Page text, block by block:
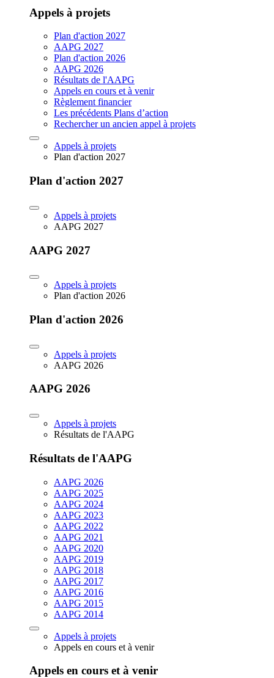
Appels à projets
Plan d'action 2027
AAPG 2027
Plan d'action 2026
AAPG 2026
Résultats de l'AAPG
Appels en cours et à venir
Règlement financier
Les précédents Plans d’action
Rechercher un ancien appel à projets
Appels à projets
Plan d'action 2027
Plan d'action 2027
Appels à projets
AAPG 2027
AAPG 2027
Appels à projets
Plan d'action 2026
Plan d'action 2026
Appels à projets
AAPG 2026
AAPG 2026
Appels à projets
Résultats de l'AAPG
Résultats de l'AAPG
AAPG 2026
AAPG 2025
AAPG 2024
AAPG 2023
AAPG 2022
AAPG 2021
AAPG 2020
AAPG 2019
AAPG 2018
AAPG 2017
AAPG 2016
AAPG 2015
AAPG 2014
Appels à projets
Appels en cours et à venir
Appels en cours et à venir